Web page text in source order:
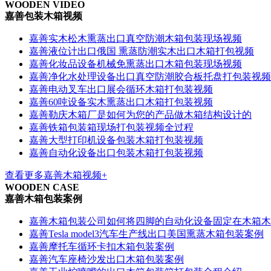
WOODEN VIDEO
嘉善包装木箱视频
嘉善实木松木熏蒸出口真空防潮木箱包装现场视频
嘉善液位计出口俄国 熏蒸防潮实木出口木箱打包视频
嘉善化妆品设备机械免熏蒸出口木箱包装现场视频
嘉善净化水处理设备出口真空防潮胶合板托盘打包装视频
嘉善电动叉车出口展会循环木箱打包装视频
嘉善60吨设备实木熏蒸出口木箱打包装视频
嘉善勒庆木箱厂是如何为您的产品做木箱结构设计的
嘉善铁箱包装箱现场打包装视频全过程
嘉善大型打印机设备包装木箱打包装视频
嘉善自动化设备出口包装木箱打包装视频
查看更多嘉善木箱视频+
WOODEN CASE
嘉善木箱包装案例
嘉善木箱包装公司如何将四脚的自动化设备固定在木箱
嘉善Tesla model3汽车生产线出口美国熏蒸木箱包装案例
嘉善摩托车循环卡扣木箱包装案例
嘉善汽车座椅沙发出口木箱包装案例